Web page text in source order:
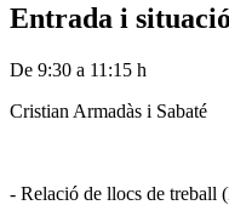
Entrada i
De 9:30 a 11:15 h
Cristian Armadàs i Sabaté
- Relació de llocs de treball